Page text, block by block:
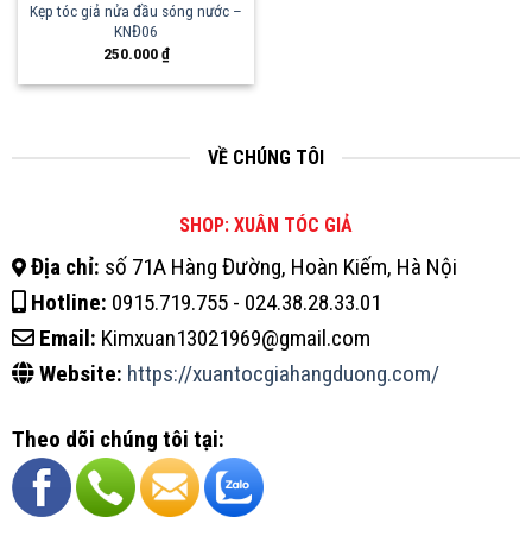
Kẹp tóc giả nửa đầu sóng nước –
KNĐ06
250.000₫
VỀ CHÚNG TÔI
SHOP: XUÂN TÓC GIẢ
Địa chỉ: số 71A Hàng Đường, Hoàn Kiếm, Hà Nội
Hotline: 0915.719.755 - 024.38.28.33.01
Email: Kimxuan13021969@gmail.com
Website: https://xuantocgiahangduong.com/
Theo dõi chúng tôi tại: